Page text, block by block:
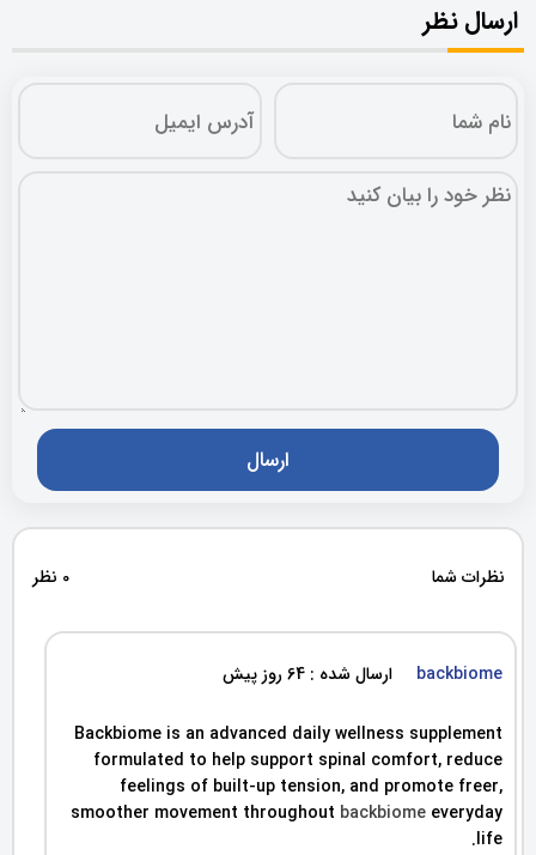
ارسال نظر
نظرات شما 0 نظر
backbiome ارسال شده : 64 روز پیش
Backbiome is an advanced daily wellness supplement
formulated to help support spinal comfort, reduce
feelings of built-up tension, and promote freer,
smoother movement throughout backbiome everyday
life.